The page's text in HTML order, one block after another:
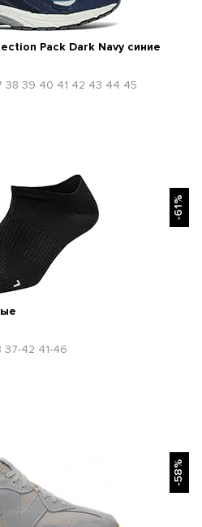
Pack Dark Navy синие
38 39 40 41 42 43 44 45
ПРОСМОТР
-61%
37-42 41-46
-58%